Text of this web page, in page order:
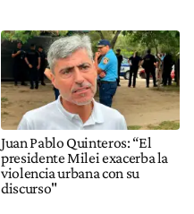
Juan Pablo Quinteros: “El
presidente Milei exacerba la
violencia urbana con su
discurso"